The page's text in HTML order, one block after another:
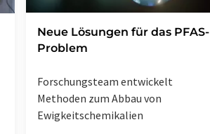
Neue Lösungen für das PFAS-
Problem
Forschungsteam entwickelt
Methoden zum Abbau von
Ewigkeitschemikalien